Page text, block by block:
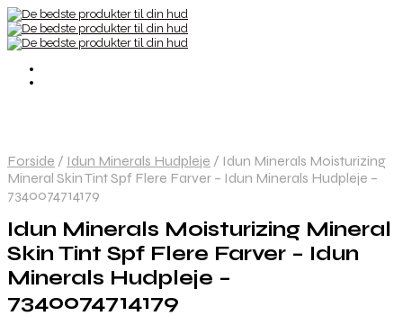
Forside / Idun Minerals Hudpleje / Idun Minerals Moisturizing
Mineral Skin Tint Spf Flere Farver – Idun Minerals Hudpleje –
7340074714179
Idun Minerals Moisturizing Mineral
Skin Tint Spf Flere Farver – Idun
Minerals Hudpleje –
7340074714179